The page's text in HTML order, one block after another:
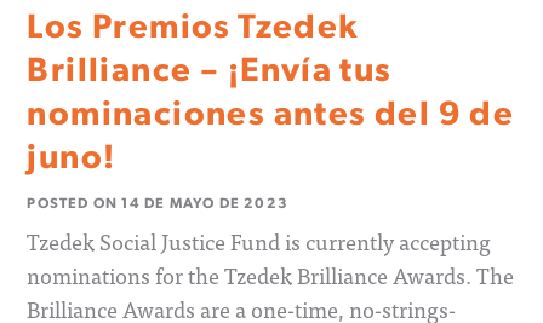
Los Premios Tzedek
Brilliance – ¡Envía tus
nominaciones antes del 9 de
juno!
POSTED ON14 DE MAYO DE 2023
Tzedek Social Justice Fund is currently accepting
nominations for the Tzedek Brilliance Awards. The
Brilliance Awards are a one-time, no-strings-